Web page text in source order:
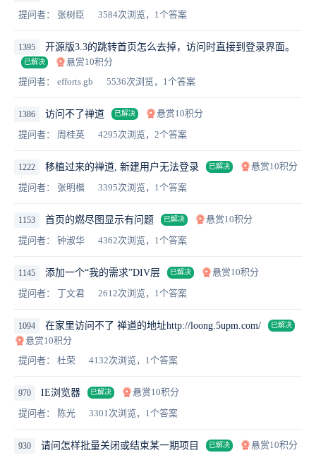
提问者： 张树臣
3584次浏览，1个答案
1395 开源版3.3的跳转首页怎么去掉，访问时直接到登录界面。
已解决
悬赏10积分
提问者： efforts.gb
5536次浏览，1个答案
1386 访问不了禅道 已解决
悬赏10积分
提问者： 周桂英
4295次浏览，2个答案
1222 移植过来的禅道, 新建用户无法登录 已解决
悬赏10积分
提问者： 张明楷
3395次浏览，1个答案
1153 首页的燃尽图显示有问题 已解决
悬赏10积分
提问者： 钟淑华
4362次浏览，1个答案
1145 添加一个“我的需求”DIV层 已解决
悬赏10积分
提问者： 丁文君
2612次浏览，1个答案
1094 在家里访问不了 禅道的地址http://loong.5upm.com/ 已解决
悬赏10积分
提问者： 杜荣
4132次浏览，1个答案
970 IE浏览器 已解决
悬赏10积分
提问者： 陈光
3301次浏览，1个答案
930 请问怎样批量关闭或结束某一期项目 已解决
悬赏10积分